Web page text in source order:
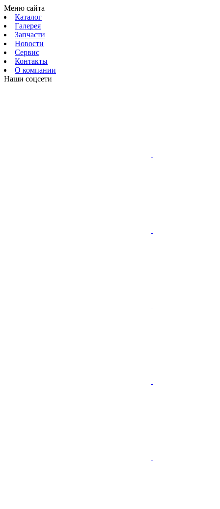
Меню сайта
Каталог
Галерея
Запчасти
Новости
Сервис
Контакты
О компании
Наши соцсети